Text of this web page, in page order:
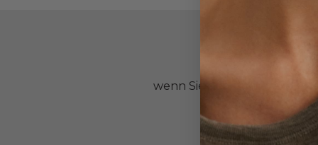
wenn Sie sich für unseren